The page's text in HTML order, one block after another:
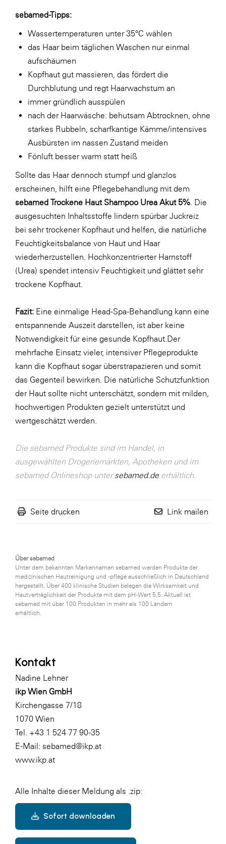
sebamed-Tipps:
Wassertemperaturen unter 35°C wählen
das Haar beim täglichen Waschen nur einmal
aufschäumen
Kopfhaut gut massieren, das fördert die
Durchblutung und regt Haarwachstum an
immer gründlich ausspülen
nach der Haarwäsche: behutsam Abtrocknen, ohne
starkes Rubbeln, scharfkantige Kämme/intensives
Ausbürsten im nassen Zustand meiden
Fönluft besser warm statt heiß
Sollte das Haar dennoch stumpf und glanzlos
erscheinen, hilft eine Pflegebehandlung mit dem
sebamed Trockene Haut Shampoo Urea Akut 5% . Die
ausgesuchten Inhaltsstoffe lindern spürbar Juckreiz
bei sehr trockener Kopfhaut und helfen, die natürliche
Feuchtigkeitsbalance von Haut und Haar
wiederherzustellen. Hochkonzentrierter Harnstoff
(Urea) spendet intensiv Feuchtigkeit und glättet sehr
trockene Kopfhaut.
Fazit: Eine einmalige Head-Spa-Behandlung kann eine
entspannende Auszeit darstellen, ist aber keine
Notwendigkeit für eine gesunde Kopfhaut.Der
mehrfache Einsatz vieler, intensiver Pflegeprodukte
kann die Kopfhaut sogar überstrapazieren und somit
das Gegenteil bewirken. Die natürliche Schutzfunktion
der Haut sollte nicht unterschätzt, sondern mit milden,
hochwertigen Produkten gezielt unterstützt und
wertgeschätzt werden.
Die sebamed Produkte sind im Handel, in
ausgewählten Drogeriemärkten, Apotheken und im
sebamed Onlineshop untersebamed.de erhältlich.
Seite drucken Link mailen
Über sebamed
Unter dem bekannten Markennamen sebamed werden Produkte der
medizinischen Hautreinigung und -pflege ausschließlich in Deutschland
hergestellt. Über 400 klinische Studien belegen die Wirksamkeit und
Hautverträglichkeit der Produkte mit dem pH-Wert 5,5. Aktuell ist
sebamed mit über 100 Produkten in mehr als 100 Ländern
erhältlich.
Kontakt
Nadine Lehner
ikp Wien GmbH
Kirchengasse 7/18
1070 Wien
Tel. +43 1 524 77 90-35
E-Mail: sebamed@ikp.at
www.ikp.at
Alle Inhalte dieser Meldung als .zip:
Sofort downloaden